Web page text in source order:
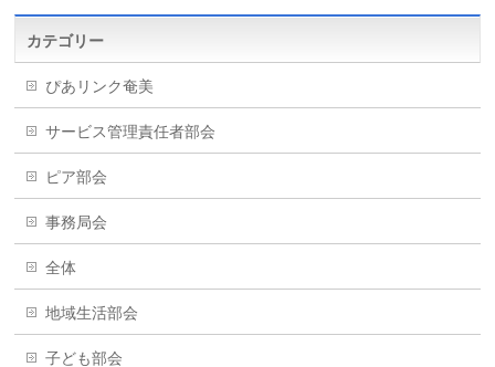
カテゴリー
ぴあリンク奄美
サービス管理責任者部会
ピア部会
事務局会
全体
地域生活部会
子ども部会